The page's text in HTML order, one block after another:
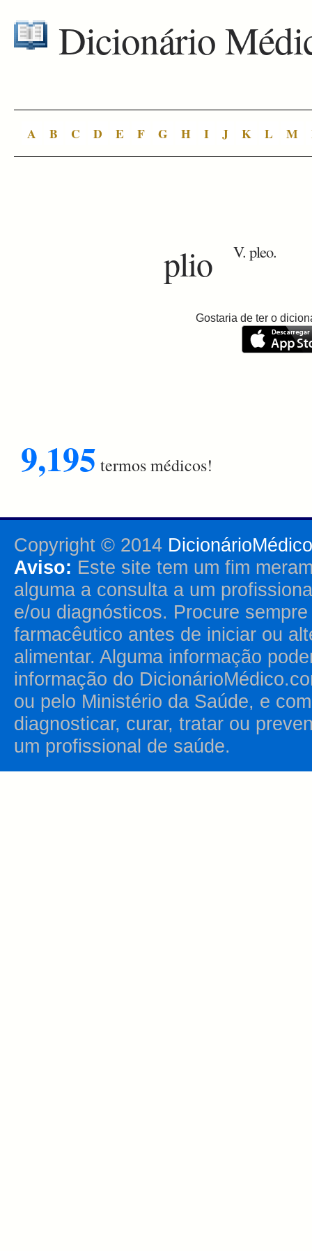
Dicionário
A B C D E F G H I J K L M
plio V. pleo.
Gostaria de ter o
9,195 termos médicos!
Copyright © 2014
Aviso: Este site tem um fim
alguma a consulta a um
e/ou diagnósticos. Procure
farmacêutico antes de iniciar ou
alimentar. Alguma informação
informação do
ou pelo Ministério da Saúde, e
diagnosticar, curar, tratar ou
um profissional de saúde.